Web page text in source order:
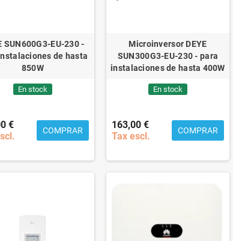
SUN600G3-EU-230 -
de hasta
850W
En stock
€
COMPRAR
Microinversor DEYE
SUN300G3-EU-230 - para
instalaciones de hasta 400W
En stock
163,00 €
Tax escl.
COMPRAR